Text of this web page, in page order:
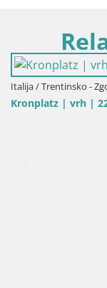
Italija / Trentinsko -
Kronplatz | vrh |